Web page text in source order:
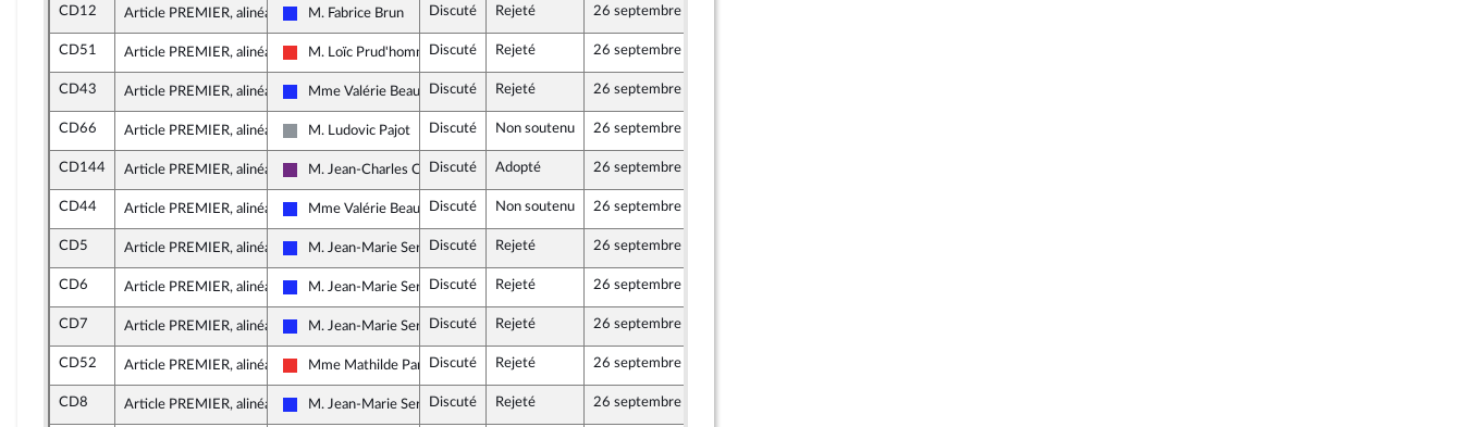
CD12 Article PREMIER, alinéa 9
Les Républicains
M. Fabrice Brun Discuté Rejeté 26 septembre 2017
CD51 Article PREMIER, alinéa 9
La France insoumise
M. Loïc Prud'hommeDiscuté Rejeté 26 septembre 2017
CD43 Article PREMIER, alinéa 10
Les Républicains
Mme Valérie BeauvaisDiscuté Rejeté 26 septembre 2017
CD66 Article PREMIER, alinéa 10
Non inscrit
M. Ludovic Pajot Discuté Non soutenu 26 septembre 2017
CD144 Article PREMIER, alinéa 11
La République en Marche
M. Jean-Charles Colas-Roy
Discuté Adopté 26 septembre 2017
CD44 Article PREMIER, alinéa 12
Les Républicains
Mme Valérie BeauvaisDiscuté Non soutenu 26 septembre 2017
CD5 Article PREMIER, alinéa 12
Les Républicains
M. Jean-Marie SermierDiscuté Rejeté 26 septembre 2017
CD6 Article PREMIER, alinéa 12
Les Républicains
M. Jean-Marie SermierDiscuté Rejeté 26 septembre 2017
CD7 Article PREMIER, alinéa 12
Les Républicains
M. Jean-Marie SermierDiscuté Rejeté 26 septembre 2017
CD52 Article PREMIER, alinéa 13
La France insoumise
Mme Mathilde PanotDiscuté Rejeté 26 septembre 2017
CD8 Article PREMIER, alinéa 13
Les Républicains
M. Jean-Marie SermierDiscuté Rejeté 26 septembre 2017